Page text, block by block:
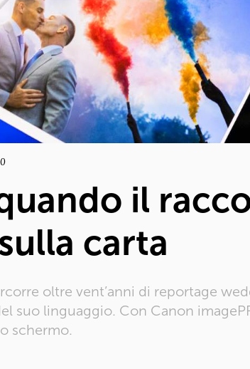
il
carta
oltre vent’anni di reportage
suo linguaggio. Con Canon
schermo.